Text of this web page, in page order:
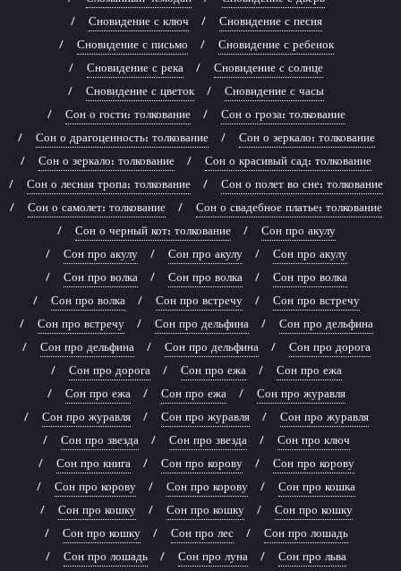
Сновидение с ключ
Сновидение с песня
Сновидение с письмо
Сновидение с ребенок
Сновидение с река
Сновидение с солнце
Сновидение с цветок
Сновидение с часы
Сон о гости: толкование
Сон о гроза: толкование
Сон о драгоценность: толкование
Сон о зеркало: толкование
Сон о зеркало: толкование
Сон о красивый сад: толкование
Сон о лесная тропа: толкование
Сон о полет во сне: толкование
Сон о самолет: толкование
Сон о свадебное платье: толкование
Сон о черный кот: толкование
Сон про акулу
Сон про акулу
Сон про акулу
Сон про акулу
Сон про волка
Сон про волка
Сон про волка
Сон про волка
Сон про встречу
Сон про встречу
Сон про встречу
Сон про дельфина
Сон про дельфина
Сон про дельфина
Сон про дельфина
Сон про дорога
Сон про дорога
Сон про ежа
Сон про ежа
Сон про ежа
Сон про ежа
Сон про журавля
Сон про журавля
Сон про журавля
Сон про журавля
Сон про звезда
Сон про звезда
Сон про ключ
Сон про книга
Сон про корову
Сон про корову
Сон про корову
Сон про корову
Сон про кошка
Сон про кошку
Сон про кошку
Сон про кошку
Сон про кошку
Сон про лес
Сон про лошадь
Сон про лошадь
Сон про луна
Сон про льва